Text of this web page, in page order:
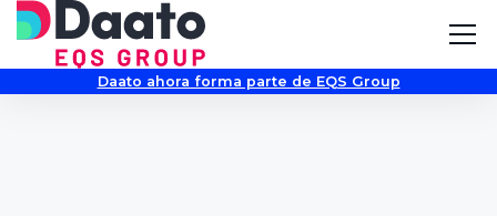
Daato ahora forma parte de EQS Group